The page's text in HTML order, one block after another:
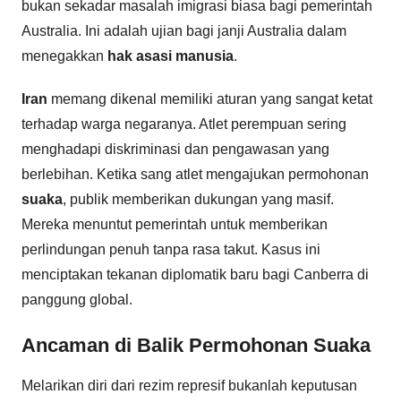
bukan sekadar masalah imigrasi biasa bagi pemerintah
Australia. Ini adalah ujian bagi janji Australia dalam
menegakkan hak asasi manusia.
Iran memang dikenal memiliki aturan yang sangat ketat
terhadap warga negaranya. Atlet perempuan sering
menghadapi diskriminasi dan pengawasan yang
berlebihan. Ketika sang atlet mengajukan permohonan
suaka, publik memberikan dukungan yang masif.
Mereka menuntut pemerintah untuk memberikan
perlindungan penuh tanpa rasa takut. Kasus ini
menciptakan tekanan diplomatik baru bagi Canberra di
panggung global.
Ancaman di Balik Permohonan Suaka
Melarikan diri dari rezim represif bukanlah keputusan